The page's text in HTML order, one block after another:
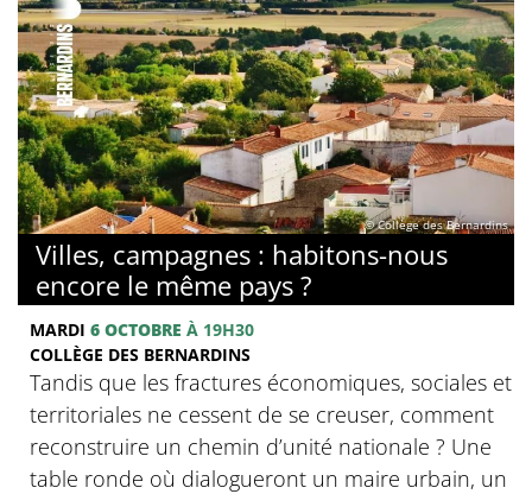
© Collège des Bernardins
Villes, campagnes : habitons-nous
encore le même pays ?
MARDI 6 OCTOBRE À 19H30
COLLÈGE DES BERNARDINS
Tandis que les fractures économiques, sociales et
territoriales ne cessent de se creuser, comment
reconstruire un chemin d’unité nationale ? Une
table ronde où dialogueront un maire urbain, un